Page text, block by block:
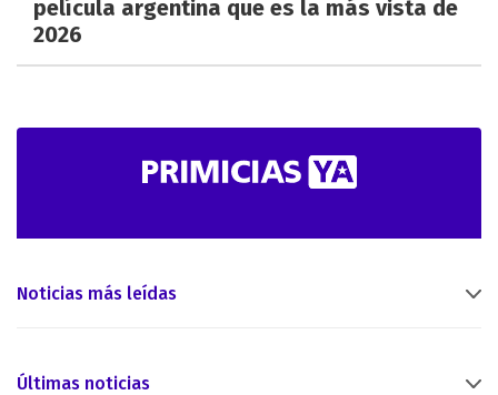
película argentina que es la más vista de
2026
Noticias más leídas
Últimas noticias